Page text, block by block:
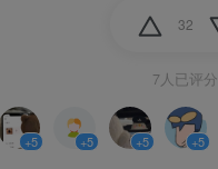
32
7人已评分
+5 +5 +5 +5